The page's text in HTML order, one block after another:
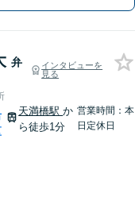
弁
インタビューを
見る
天満橋駅か
ら徒歩1分
営業時間：本
日定休日